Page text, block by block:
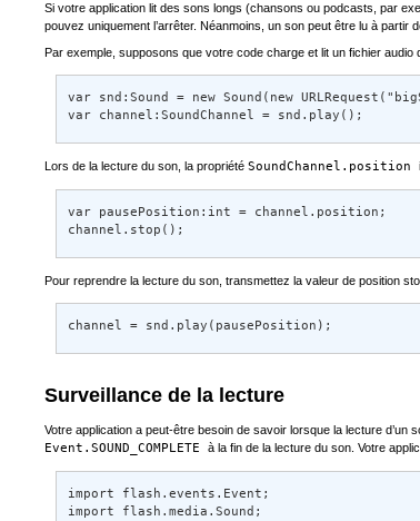
Si votre application lit des sons longs (chansons ou podcasts, par
pouvez uniquement l’arrêter. Néanmoins, un son peut être lu à partir
Par exemple, supposons que votre code charge et lit un fichier audio
var snd:Sound = new Sound(new
var channel:SoundChannel = snd.play();
Lors de la lecture du son, la propriété SoundChannel.position
var pausePosition:int = channel.position;
channel.stop();
Pour reprendre la lecture du son, transmettez la valeur de position
channel = snd.play(pausePosition);
Surveillance de la lecture
Votre application a peut-être besoin de savoir lorsque la lecture
Event.SOUND_COMPLETE à la fin de la lecture du son. Votre
import flash.events.Event;
import flash.media.Sound;